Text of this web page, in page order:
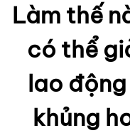
Làm thế
có thể
lao
khủng